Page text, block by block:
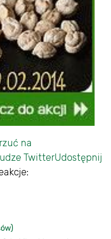
na
TwitterUdostępnij